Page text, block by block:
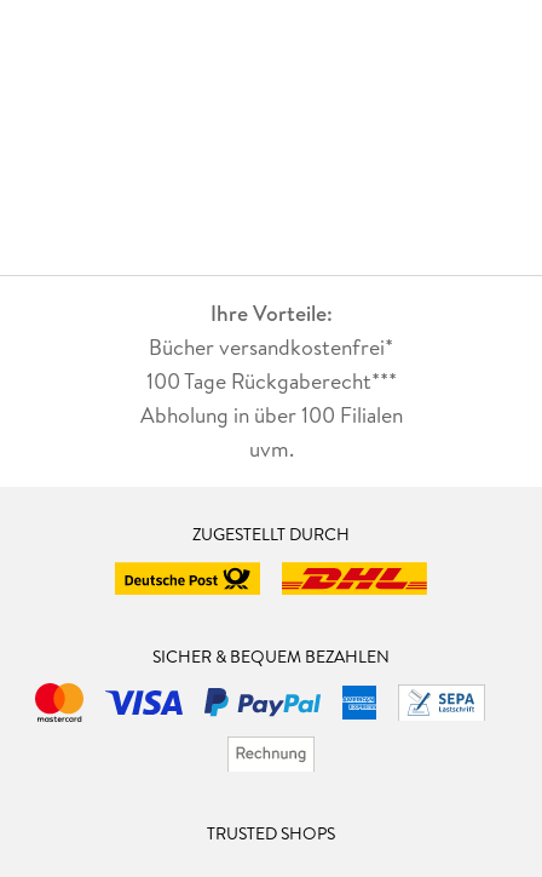
Ihre Vorteile:
Bücher versandkostenfrei*
100 Tage Rückgaberecht***
Abholung in über 100 Filialen
uvm.
ZUGESTELLT DURCH
SICHER & BEQUEM BEZAHLEN
TRUSTED SHOPS